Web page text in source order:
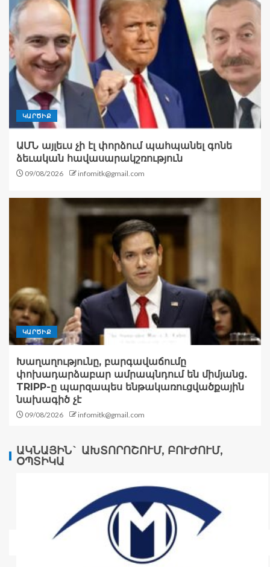
ԿԱՐԾԻՔ
ԱՄՆ այլեւս չի էլ փորձում պահպանել գոնե
ձեւական հավասարակշռություն
09/08/2026 infomitk@gmail.com
ԿԱՐԾԻՔ
Խաղաղությունը, բարգավաճումը
փոխադարձաբար ամրապնդում են միմյանց․
TRIPP-ը պարզապես ենթակառուցվածքային
նախագիծ չէ
09/08/2026 infomitk@gmail.com
ԱԿՆԱՅԻՆ` ԱԽՏՈՐՈՇՈՒՄ, ԲՈՒԺՈՒՄ,
ՕՊՏԻԿԱ